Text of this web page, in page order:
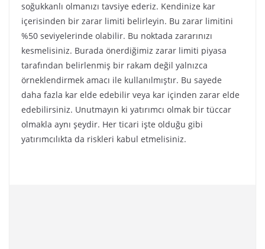
soğukkanlı olmanızı tavsiye ederiz. Kendinize kar
içerisinden bir zarar limiti belirleyin. Bu zarar limitini
%50 seviyelerinde olabilir. Bu noktada zararınızı
kesmelisiniz. Burada önerdiğimiz zarar limiti piyasa
tarafından belirlenmiş bir rakam değil yalnızca
örneklendirmek amacı ile kullanılmıştır. Bu sayede
daha fazla kar elde edebilir veya kar içinden zarar elde
edebilirsiniz. Unutmayın ki yatırımcı olmak bir tüccar
olmakla aynı şeydir. Her ticari işte olduğu gibi
yatırımcılıkta da riskleri kabul etmelisiniz.